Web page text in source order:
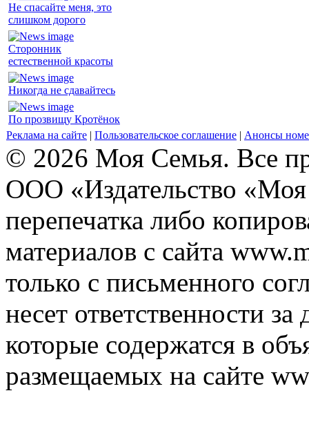
Не спасайте меня, это
слишком дорого
Сторонник
естественной красоты
Никогда не сдавайтесь
По прозвищу Кротёнок
Реклама на сайте | Пользовательское соглашение | Анонсы
© 2026 Моя Семья. Все
ООО «Издательство
перепечатка либо
материалов с сайта
только с письменного
несет ответственности
которые содержатся в
размещаемых на сайте